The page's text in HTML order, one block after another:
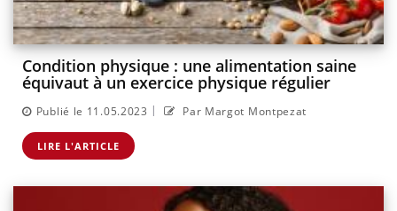
Condition physique : une alimentation saine
équivaut à un exercice physique régulier
Publié le 11.05.2023 | Par Margot Montpezat
LIRE L'ARTICLE